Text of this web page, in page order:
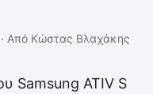
· Από Κώστας Βλαχάκης
Samsung ATIV S